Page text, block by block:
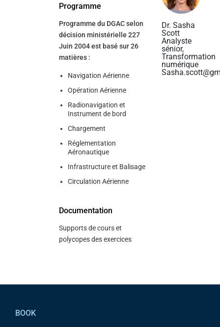
Programme
Programme du DGAC selon
décision ministérielle 227
Juin 2004 est basé sur 26
matières :
Navigation Aérienne
Opération Aérienne
Radionavigation et
Instrument de bord
Chargement
Réglementation
Aéronautique
Infrastructure et Balisage
Circulation Aérienne
Documentation
Supports de cours et
polycopes des exercices
Dr. Sasha
Scott
Analyste
sénior,
Transformation
numérique
BOOK